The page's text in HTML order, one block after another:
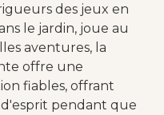
des jeux en
le jardin, joue au
aventures, la
offre une
fiables, offrant
pendant que